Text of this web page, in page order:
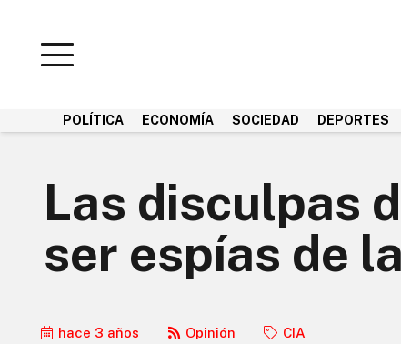
POLÍTICA ECONOMÍA SOCIEDAD DEPORTES
Las disculpas
ser espías de
hace 3 años Opinión CIA